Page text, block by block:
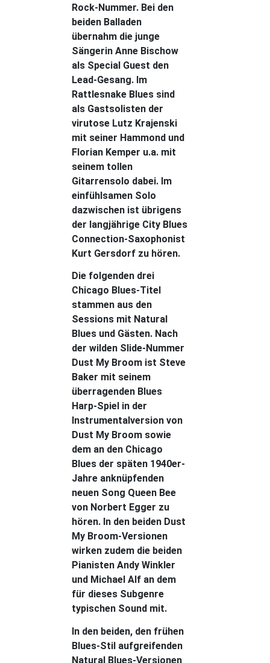
Rock-Nummer. Bei den
beiden Balladen
übernahm die junge
Sängerin Anne Bischow
als Special Guest den
Lead-Gesang. Im
Rattlesnake Blues sind
als Gastsolisten der
virutose Lutz Krajenski
mit seiner Hammond und
Florian Kemper u.a. mit
seinem tollen
Gitarrensolo dabei. Im
einfühlsamen Solo
dazwischen ist übrigens
der langjährige City Blues
Connection-Saxophonist
Kurt Gersdorf zu hören.
Die folgenden drei
Chicago Blues-Titel
stammen aus den
Sessions mit Natural
Blues und Gästen. Nach
der wilden Slide-Nummer
Dust My Broom ist Steve
Baker mit seinem
überragenden Blues
Harp-Spiel in der
Instrumentalversion von
Dust My Broom sowie
dem an den Chicago
Blues der späten 1940er-
Jahre anknüpfenden
neuen Song Queen Bee
von Norbert Egger zu
hören. In den beiden Dust
My Broom-Versionen
wirken zudem die beiden
Pianisten Andy Winkler
und Michael Alf an dem
für dieses Subgenre
typischen Sound mit.
In den beiden, den frühen
Blues-Stil aufgreifenden
Natural Blues-Versionen